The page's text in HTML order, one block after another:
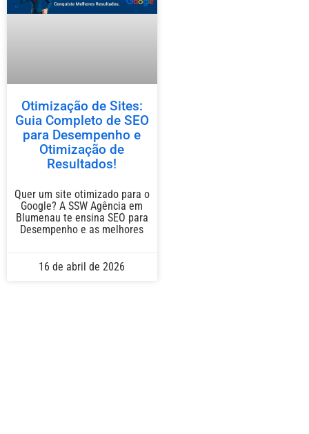
Otimização de Sites:
Guia Completo de SEO
para Desempenho e
Otimização de
Resultados!
Quer um site otimizado para o
Google? A SSW Agência em
Blumenau te ensina SEO para
Desempenho e as melhores
16 de abril de 2026